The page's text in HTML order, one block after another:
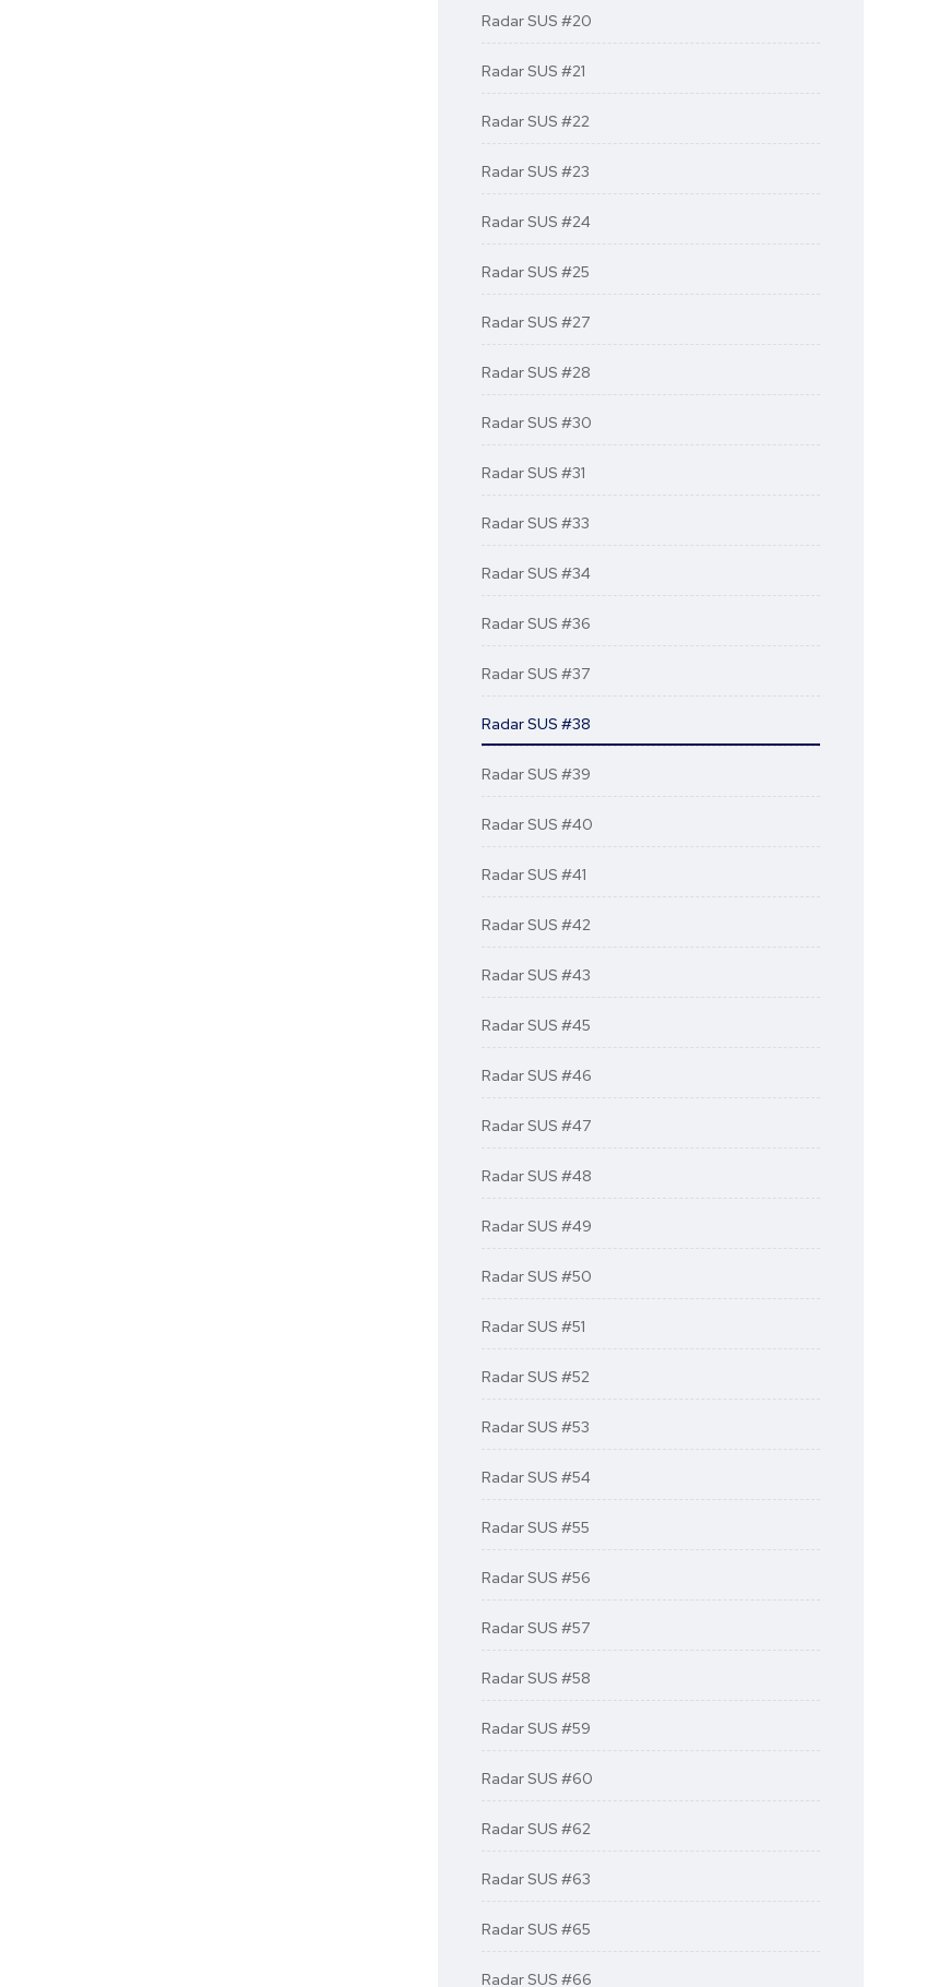
Radar SUS #20
Radar SUS #21
Radar SUS #22
Radar SUS #23
Radar SUS #24
Radar SUS #25
Radar SUS #27
Radar SUS #28
Radar SUS #30
Radar SUS #31
Radar SUS #33
Radar SUS #34
Radar SUS #36
Radar SUS #37
Radar SUS #38
Radar SUS #39
Radar SUS #40
Radar SUS #41
Radar SUS #42
Radar SUS #43
Radar SUS #45
Radar SUS #46
Radar SUS #47
Radar SUS #48
Radar SUS #49
Radar SUS #50
Radar SUS #51
Radar SUS #52
Radar SUS #53
Radar SUS #54
Radar SUS #55
Radar SUS #56
Radar SUS #57
Radar SUS #58
Radar SUS #59
Radar SUS #60
Radar SUS #62
Radar SUS #63
Radar SUS #65
Radar SUS #66